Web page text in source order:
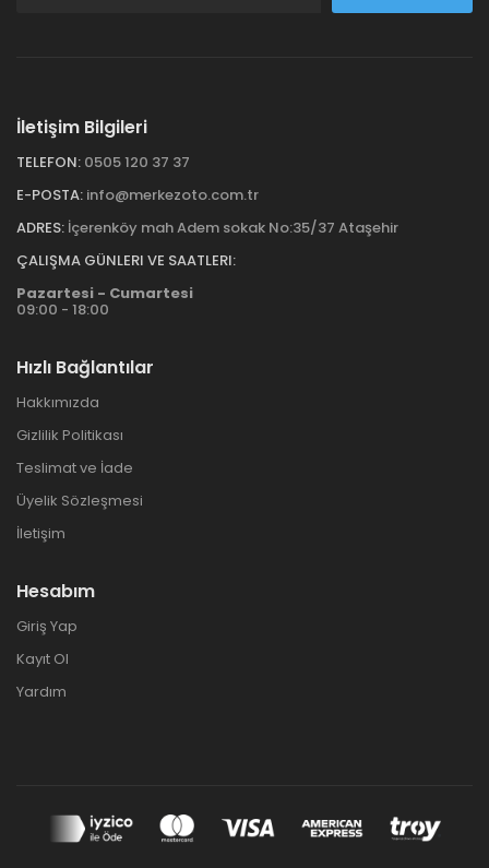
İletişim Bilgileri
TELEFON: 0505 120 37 37
E-POSTA: info@merkezoto.com.tr
ADRES: İçerenköy mah Adem sokak No:35/37 Ataşehir
ÇALIŞMA GÜNLERI VE SAATLERI:
Pazartesi - Cumartesi
09:00 - 18:00
Hızlı Bağlantılar
Hakkımızda
Gizlilik Politikası
Teslimat ve İade
Üyelik Sözleşmesi
İletişim
Hesabım
Giriş Yap
Kayıt Ol
Yardım